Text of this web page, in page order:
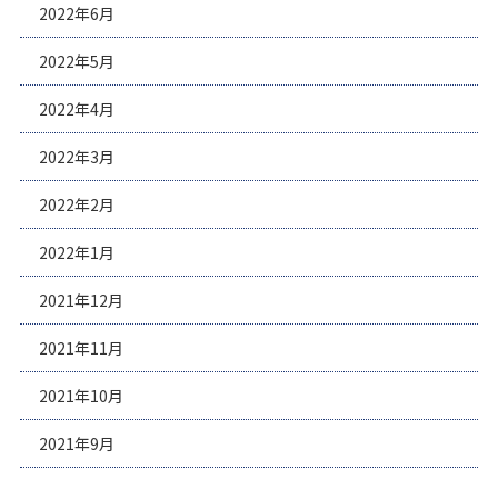
2022年6月
2022年5月
2022年4月
2022年3月
2022年2月
2022年1月
2021年12月
2021年11月
2021年10月
2021年9月